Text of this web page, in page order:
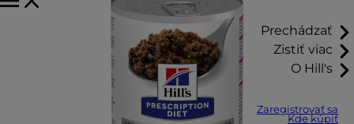
Prechádzať
Zistiť viac
O Hill's
Zaregistrovať sa
Kde kúpiť